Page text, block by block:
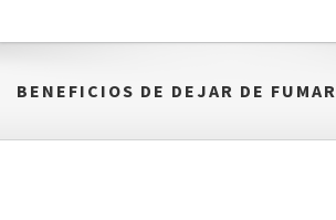
BENEFICIOS DE DEJAR DE FUMAR